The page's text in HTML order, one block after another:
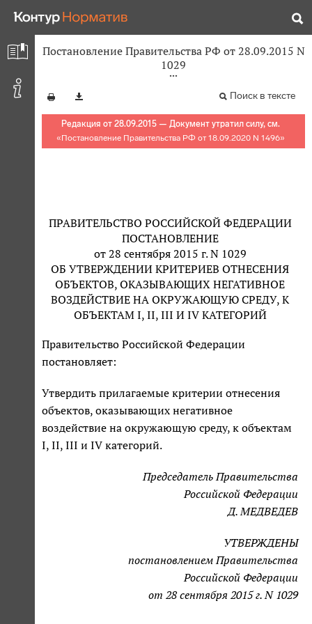
Постановление Правительства РФ от 28.09.2015 N
1029
Поиск в тексте
Редакция от 28.09.2015 — Документ утратил силу, см.
«Постановление Правительства РФ от 18.09.2020 N 1496»
ПРАВИТЕЛЬСТВО РОССИЙСКОЙ ФЕДЕРАЦИИ
ПОСТАНОВЛЕНИЕ
от 28 сентября 2015 г. N 1029
ОБ УТВЕРЖДЕНИИ КРИТЕРИЕВ ОТНЕСЕНИЯ
ОБЪЕКТОВ, ОКАЗЫВАЮЩИХ НЕГАТИВНОЕ
ВОЗДЕЙСТВИЕ НА ОКРУЖАЮЩУЮ СРЕДУ, К
ОБЪЕКТАМ I, II, III И IV КАТЕГОРИЙ
Правительство Российской Федерации
постановляет:
Утвердить прилагаемые критерии отнесения
объектов, оказывающих негативное
воздействие на окружающую среду, к объектам
I, II, III и IV категорий.
Председатель Правительства
Российской Федерации
Д. МЕДВЕДЕВ
УТВЕРЖДЕНЫ
постановлением Правительства
Российской Федерации
от 28 сентября 2015 г. N 1029